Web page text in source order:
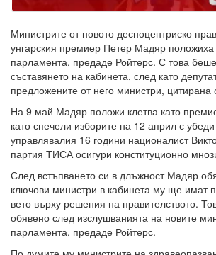
Министрите от новото десноцентриско
унгарския премиер Петер Мадяр положиха
парламента, предаде Ройтерс. С това
съставянето на кабинета, след като
предложените от него министри, цитирана
На 9 май Мадяр положи клетва като
като спечели изборите на 12 април с
управлявалия 16 години националист
партия ТИСА осигури конституционно
След встъпването си в длъжност Мадяр
ключови министри в кабинета му ще имат
вето върху решения на правителството.
обявено след изслушванията на новите
парламента, предаде Ройтерс.